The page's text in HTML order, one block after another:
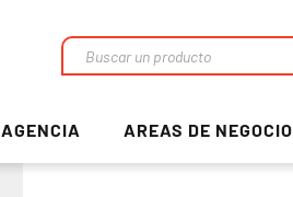
Buscar
AGENCIA AREAS DE NEGOCIO